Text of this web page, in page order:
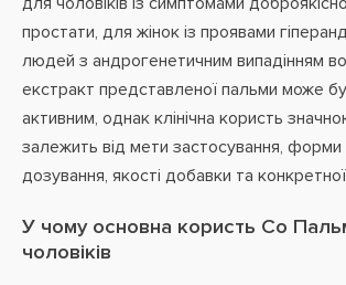
простати, для жінок із проявами
людей з андрогенетичним випадінням
екстракт представленої пальми може
активним, однак клінічна користь
залежить від мети застосування, форми
дозування, якості добавки та
У чому основна користь Со
чоловіків